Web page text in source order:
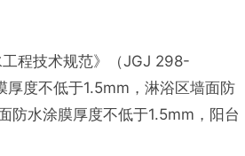
程技术规范》（JGJ 298-
度不低于1.5mm，淋浴区墙面防
防水涂膜厚度不低于1.5mm，阳台